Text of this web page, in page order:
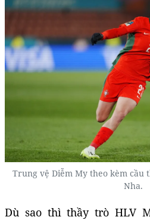
Trung vệ Diễm My theo kèm cầu
Nha.
Dù sao thì thầy trò HLV